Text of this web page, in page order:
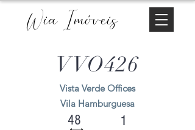
Wia Imóveis
VVO426
Vista Verde Offices
Vila Hamburguesa
48 1